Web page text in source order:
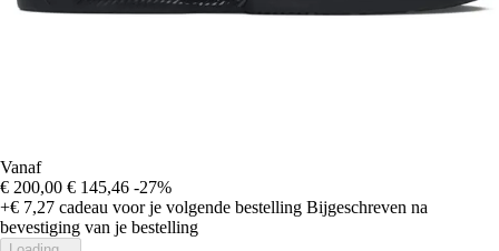
Vanaf
€ 200,00 € 145,46 -27%
+€ 7,27 cadeau voor je volgende bestelling Bijgeschreven na
bevestiging van je bestelling